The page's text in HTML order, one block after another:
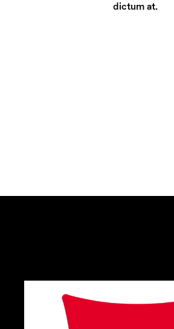
dictum at.